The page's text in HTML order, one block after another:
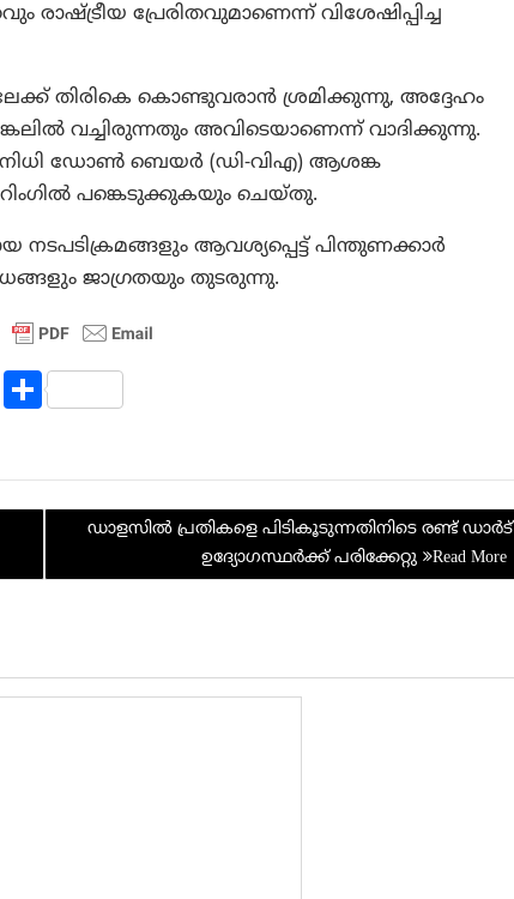
പ്രേരിതവുമാണെന്ന് വിശേഷിപ്പിച്ച
തിരികെ കൊണ്ടുവരാൻ ശ്രമിക്കുന്നു, അദ്ദേഹം
വച്ചിരുന്നതും അവിടെയാണെന്ന് വാദിക്കുന്നു.
ഡോൺ ബെയർ (ഡി-വിഎ) ആശങ്ക
പങ്കെടുക്കുകയും ചെയ്തു.
ആവശ്യപ്പെട്ട് പിന്തുണക്കാർ
ജാഗ്രതയും തുടരുന്നു.
R S
ar
e
ഡാളസിൽ പ്രതികളെ പിടികൂടുന്നതിനിടെ രണ്ട് ഡാർട്
ഉദ്യോഗസ്ഥർക്ക് പരിക്കേറ്റു